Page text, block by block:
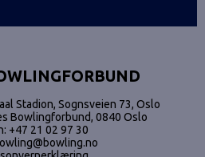
Stadion, Sognsveien 73, Oslo
Bowlingforbund, 0840 Oslo
+47 21 02 97 30